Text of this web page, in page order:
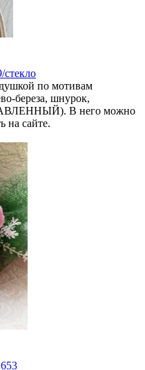
по мотивам
береза, шнурок,
В него можно
на сайте.